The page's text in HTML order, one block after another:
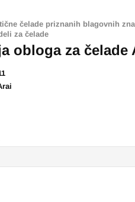
čelade priznanih blagovnih
za čelade
obloga za čelade